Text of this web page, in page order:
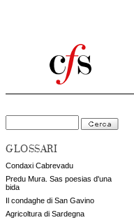
GLOSSARI
Condaxi Cabrevadu
Predu Mura. Sas poesias d'una
bida
Il condaghe di San Gavino
Agricoltura di Sardegna